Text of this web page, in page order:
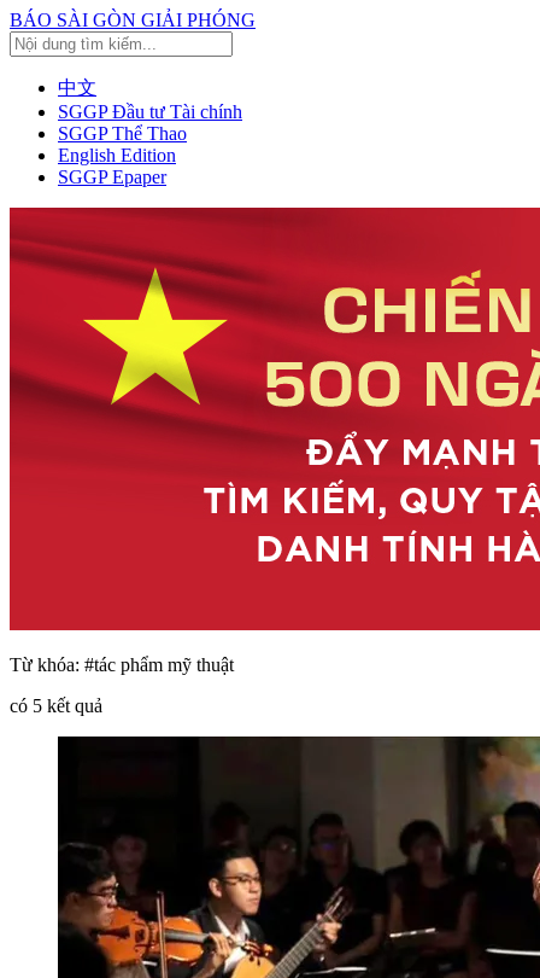
BÁO SÀI GÒN GIẢI PHÓNG
中文
SGGP Đầu tư Tài chính
SGGP Thể Thao
English Edition
SGGP Epaper
Từ khóa: #tác phẩm mỹ thuật
có 5 kết quả